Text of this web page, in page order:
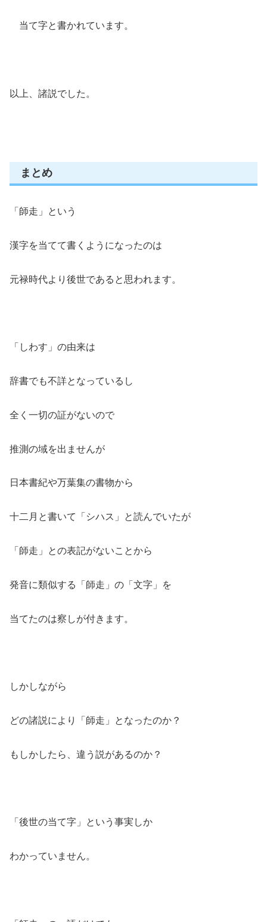
当て字と書かれています。
以上、諸説でした。
まとめ
「師走」という
漢字を当てて書くようになったのは
元禄時代より後世であると思われます。
「しわす」の由来は
辞書でも不詳となっているし
全く一切の証がないので
推測の域を出ませんが
日本書紀や万葉集の書物から
十二月と書いて「シハス」と読んでいたが
「師走」との表記がないことから
発音に類似する「師走」の「文字」を
当てたのは察しが付きます。
しかしながら
どの諸説により「師走」となったのか？
もしかしたら、違う説があるのか？
「後世の当て字」という事実しか
わかっていません。